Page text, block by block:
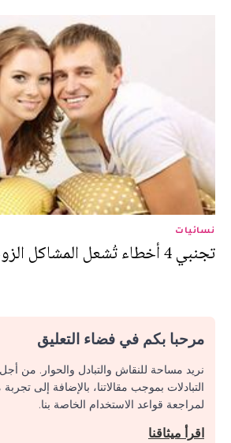
نسائيات
تجنبي 4 أخطاء تُشعل المشاكل الزوجية
مرحبا بكم في فضاء التعليق
نريد مساحة للنقاش والتبادل والحوار. من
التبادلات بموجب مقالاتنا، بالإضافة إلى
لمراجعة قواعد الاستخدام الخاصة بنا.
اقرأ ميثاقنا